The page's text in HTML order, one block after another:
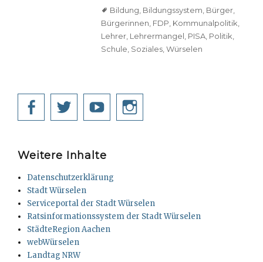
TagsBildung Bildungssystem Bürger
Bürgerinnen FDP Kommunalpolitik
Lehrer Lehrermangel PISA Politik
Schule Soziales ,Würselen
Facebook
TwitterYouTube
Weitere Inhalte
Datenschutzerklärung
Stadt Würselen
Serviceportal der Stadt Würselen
Ratsinformationssystem der Stadt Würselen
StädteRegion Aachen
webWürselen
Landtag NRW